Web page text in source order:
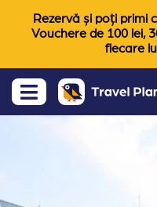
Rezervă și poți primi
Vouchere de 100 lei,
fiecare